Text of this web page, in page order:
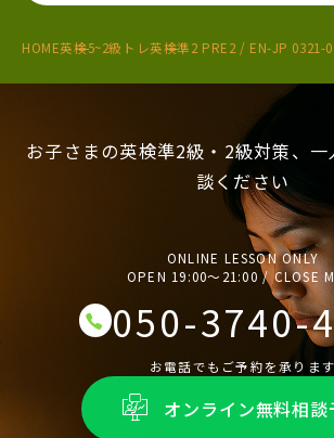
HOME英検5~2級トレ英検準2 PRE2 / EN-JP 0321-
お子さまの英検準2級・2級対策、
談ください
ONLINE LESSON ONLY
OPEN 19:00〜21:00 / CLOSE
050-3740-
お電話でもご予約を承ります
オンライン無料相談